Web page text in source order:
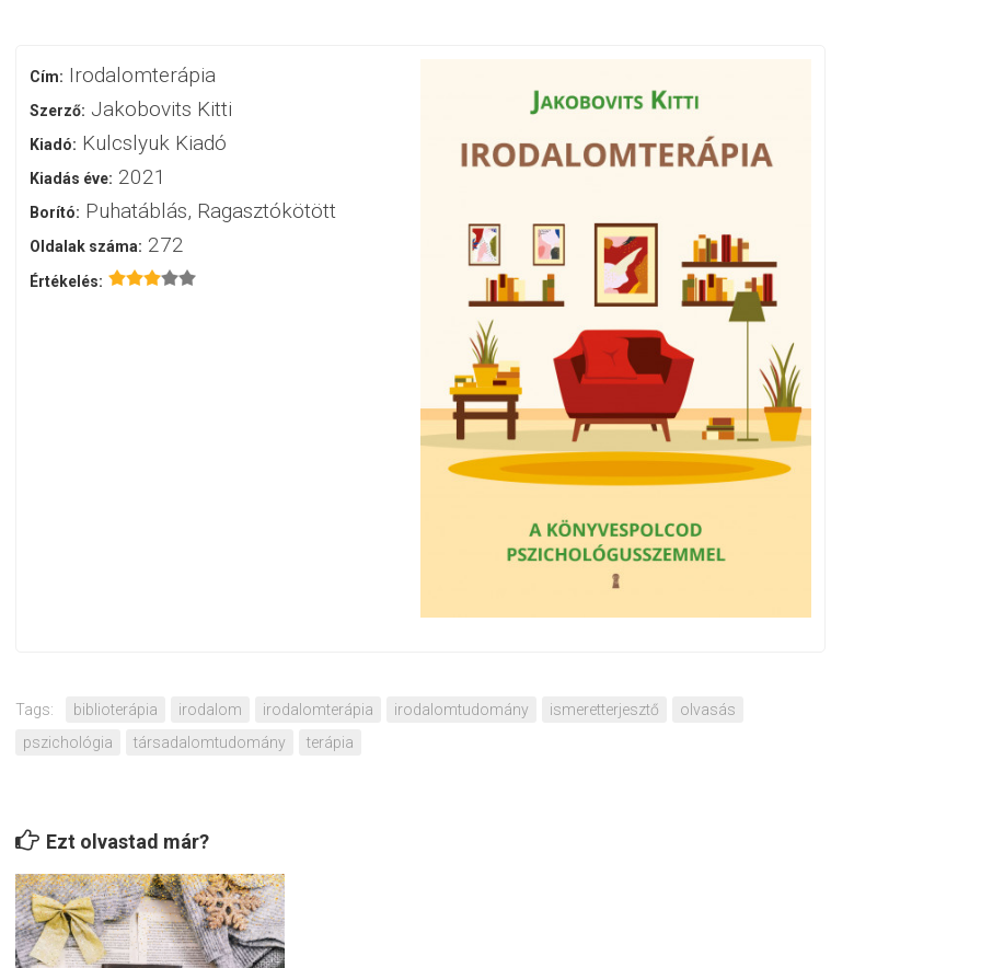
Cím: Irodalomterápia
Szerző: Jakobovits Kitti
Kiadó: Kulcslyuk Kiadó
Kiadás éve: 2021
Borító: Puhatáblás, Ragasztókötött
Oldalak száma: 272
Értékelés:
Tags: biblioterápia irodalom irodalomterápia irodalomtudomány ismeretterjesztő
olvasás
pszichológia
társadalomtudomány terápia
Ezt olvastad már?